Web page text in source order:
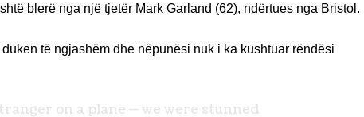
blerë nga një tjetër Mark Garland (62), ndërtues nga Bristol.
të ngjashëm dhe nëpunësi nuk i ka kushtuar rëndësi
on a plane — we were stunned